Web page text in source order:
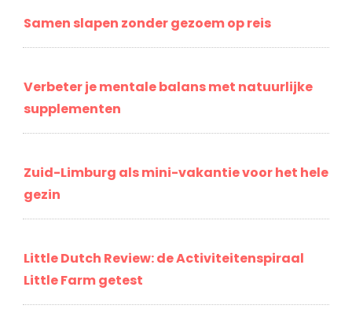
Samen slapen zonder gezoem op reis
Verbeter je mentale balans met natuurlijke
supplementen
Zuid-Limburg als mini-vakantie voor het hele
gezin
Little Dutch Review: de Activiteitenspiraal
Little Farm getest